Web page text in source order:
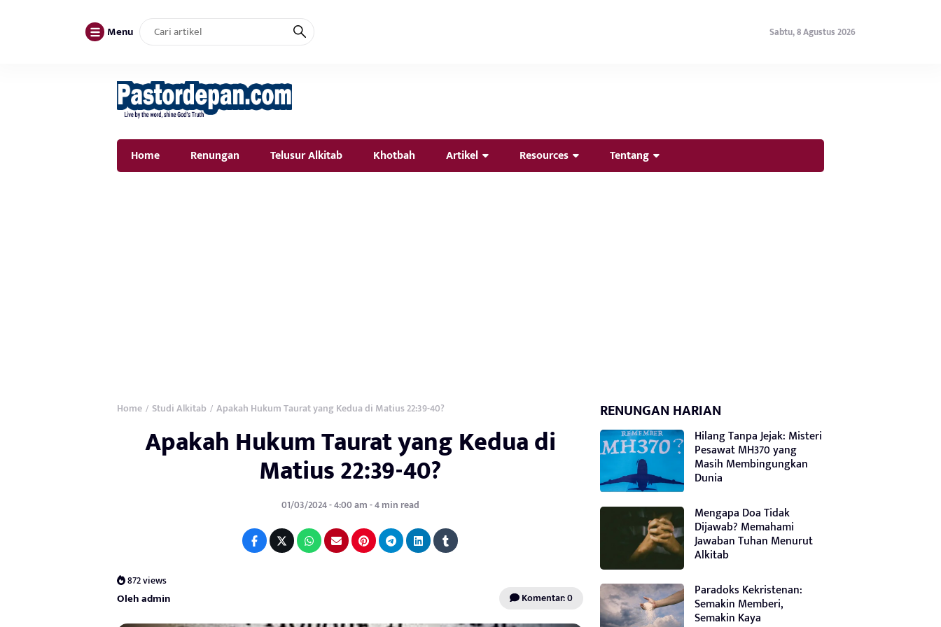
Menu Sabtu, 8 Agustus 2026
Home Renungan Telusur Alkitab Khotbah Artikel Resources Tentang
Home / Studi Alkitab / Apakah Hukum Taurat yang Kedua di Matius 22:39-40?
Apakah Hukum Taurat yang Kedua di
Matius 22:39-40?
01/03/2024 - 4:00 am - 4 min read
872 views
Oleh admin Komentar: 0
RENUNGAN HARIAN
Hilang Tanpa Jejak: Misteri
Pesawat MH370 yang
Masih Membingungkan
Dunia
Mengapa Doa Tidak
Dijawab? Memahami
Jawaban Tuhan Menurut
Alkitab
Paradoks Kekristenan:
Semakin Memberi,
Semakin Kaya